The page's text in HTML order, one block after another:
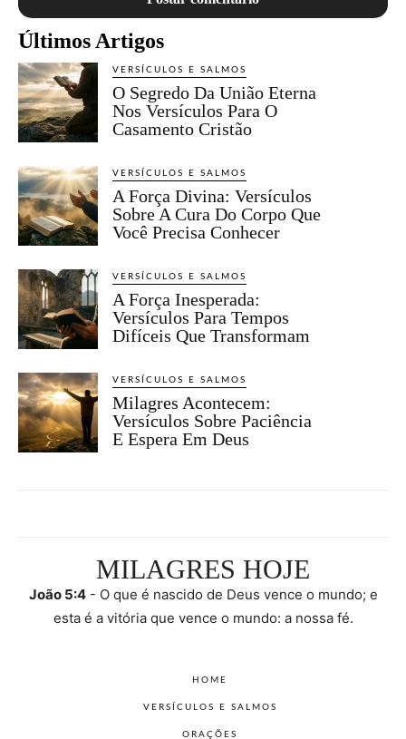
Últimos Artigos
VERSÍCULOS E SALMOS
O Segredo Da União Eterna
Nos Versículos Para O
Casamento Cristão
VERSÍCULOS E SALMOS
A Força Divina: Versículos
Sobre A Cura Do Corpo Que
Você Precisa Conhecer
VERSÍCULOS E SALMOS
A Força Inesperada:
Versículos Para Tempos
Difíceis Que Transformam
VERSÍCULOS E SALMOS
Milagres Acontecem:
Versículos Sobre Paciência
E Espera Em Deus
MILAGRES HOJE
João 5:4- O que é nascido de Deus vence o mundo; e
esta é a vitória que vence o mundo: a nossa fé.
HOME
VERSÍCULOS E SALMOS
ORAÇÕES